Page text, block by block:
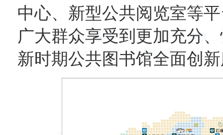
中心、新型公共阅览室等
广大群众享受到更加充分
新时期公共图书馆全面创